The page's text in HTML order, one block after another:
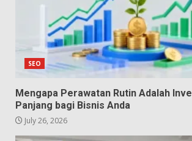
SEO
Mengapa Perawatan Rutin Adalah
Panjang bagi Bisnis Anda
July 26, 2026